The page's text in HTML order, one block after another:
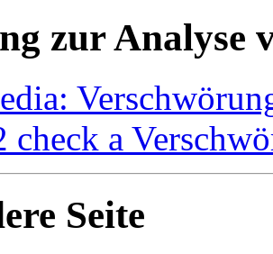
zur Analyse
check a
Seite